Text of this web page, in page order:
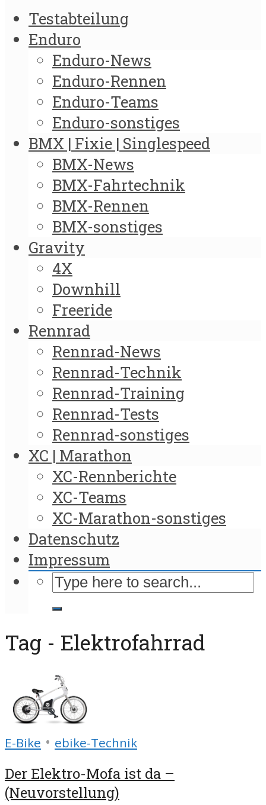
Testabteilung
Enduro
Enduro-News
Enduro-Rennen
Enduro-Teams
Enduro-sonstiges
BMX | Fixie | Singlespeed
BMX-News
BMX-Fahrtechnik
BMX-Rennen
BMX-sonstiges
Gravity
4X
Downhill
Freeride
Rennrad
Rennrad-News
Rennrad-Technik
Rennrad-Training
Rennrad-Tests
Rennrad-sonstiges
XC | Marathon
XC-Rennberichte
XC-Teams
XC-Marathon-sonstiges
Datenschutz
Impressum
Tag - Elektrofahrrad
E-Bike • ebike-Technik
Der Elektro-Mofa ist da –
(Neuvorstellung)